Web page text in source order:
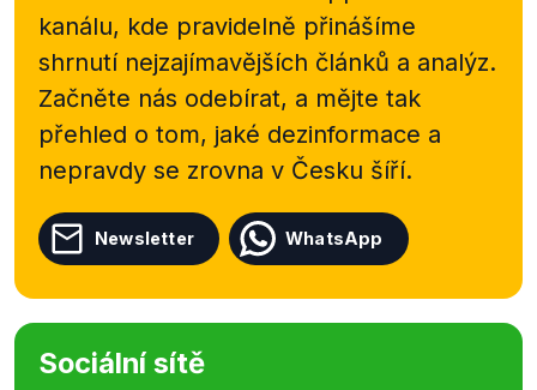
kanálu, kde pravidelně přinášíme
shrnutí nejzajímavějších článků a analýz.
Začněte nás odebírat, a mějte tak
přehled o tom, jaké dezinformace a
nepravdy se zrovna v Česku šíří.
Newsletter WhatsApp
Sociální sítě